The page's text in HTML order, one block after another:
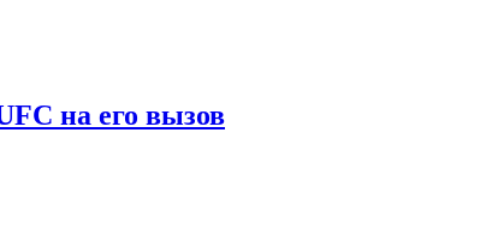
на его вызов